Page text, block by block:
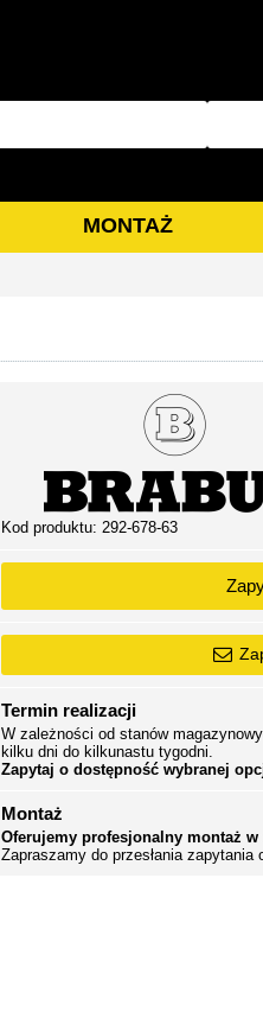
MONTAŻ
Kod produktu:292-678-63
Termin realizacji
W zależności od stanów
kilku dni do kilkunastu tygodni.
Zapytaj o dostępność wybranej
Montaż
Oferujemy profesjonalny montaż w
Zapraszamy do przesłania zapytania